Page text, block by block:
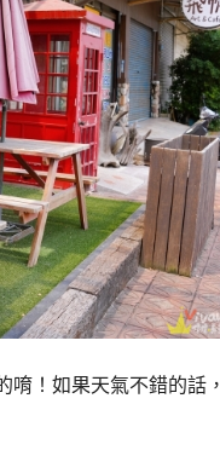
唷！如果天氣不錯的話，